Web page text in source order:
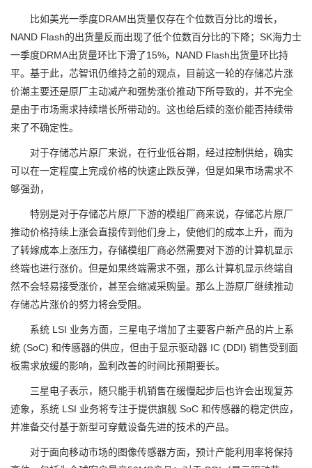
比如美光一季度DRAM出货量仅存在个位数百分比的增长，
NAND Flash的出货量反而出现了低个位数百分比的下降；SK海力士
一季度DRMA出货量环比下滑了15%，NAND Flash出货量环比持
平。基于此，芯智讯仍维持之前的观点，目前这一轮的存储芯片涨
价潮主要还是原厂主动减产和强势涨价推动下所导致的，并不完全
是由于市场需求持续增长所带动的。这也给后续的涨价能否持续带
来了不确定性。
对于存储芯片原厂来说，在行业低谷期，经过控制供给，确实
可以在一定程度上完成价格的快速止跌反弹，但是如果市场需求不
够强劲，
特别是对于存储芯片原厂下游的模组厂商来说，存储芯片原厂
推动价格持续上涨会直接传到他们身上，使他们的成本上升，而为
了转嫁成本上涨压力，存储模组厂商必然需要对下游的计算机显示
终端也进行涨价。但是如果终端需求不强，那么计算机显示终端自
然不会轻易接受涨价，甚至会缩减采购量。那么上游原厂继续推动
存储芯片涨价的努力将会受阻。
系统 LSI 业务方面，三星电子增加了主要客户新产品的片上系
统 (SoC) 和传感器的供应，但由于显示驱动器 IC (DDI) 销售受到面
板需求放缓的影响，盈利改善的时间比预期要长。
三星电子表示，随只能手机销售在缓慢起步后也许会出现复苏
迹象，系统 LSI 业务将专注于提供旗舰 SoC 和传感器的稳定供应，
并准备交付基于新型可穿戴设备先进的技术的产品。
对于面向移动市场的图像传感器方面，预计产能利用率将保持